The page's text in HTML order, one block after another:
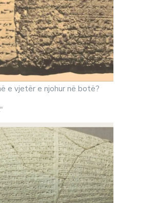
e vjetër e njohur në botë?